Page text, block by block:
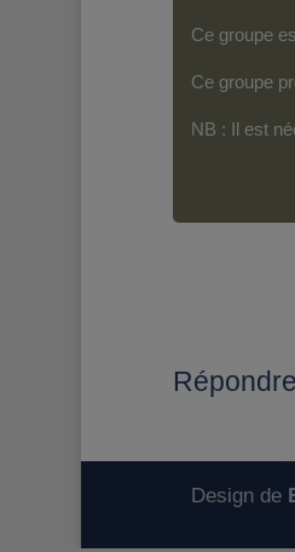
Ce groupe
Ce groupe
NB : Il est
Design de